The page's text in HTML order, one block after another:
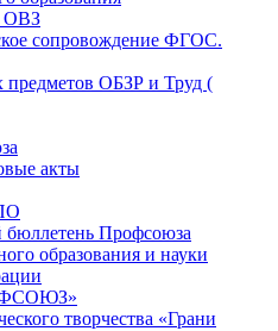
ОВЗ
сопровождение ФГОС.
предметов ОБЗР и Труд (
акты
Профсоюза
образования и науки
творчества «Грани